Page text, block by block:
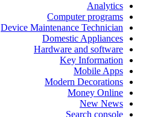
Analytics
Computer programs
Device Maintenance Technician
Domestic Appliances
Hardware and software
Key Information
Mobile Apps
Modern Decorations
Money Online
New News
Search console